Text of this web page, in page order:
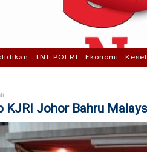
TNI-POLRI Ekonomi
KJRI Johor Bahru